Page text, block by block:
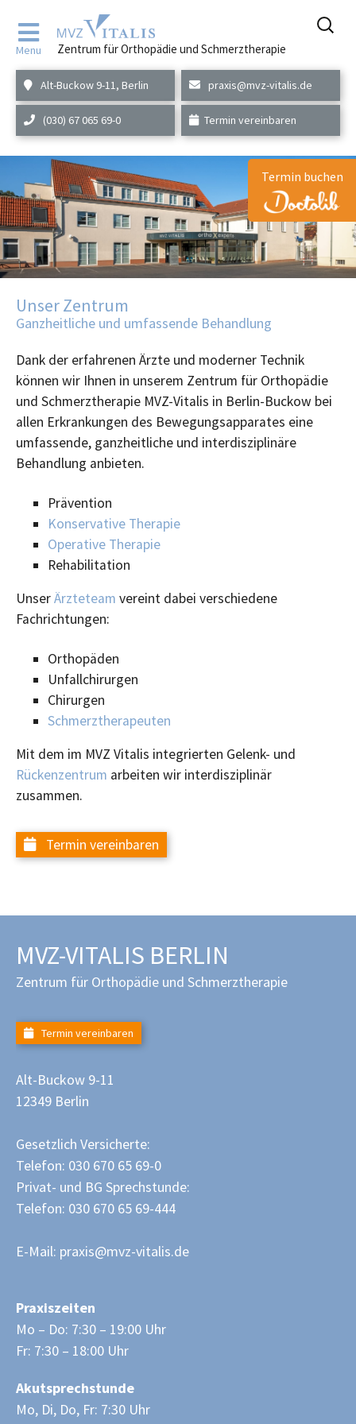
Termin buchen
Alt-Buckow 9-11, Berlin
(030) 67 065 69-0
praxis@mvz-vitalis.de
Termin vereinbaren
Menu Zentrum für Orthopädie und Schmerztherapie
Inhalt
springen
Unser Zentrum
Ganzheitliche und umfassende Behandlung
Dank der erfahrenen Ärzte und moderner Technik
können wir Ihnen in unserem Zentrum für Orthopädie
und Schmerztherapie MVZ-Vitalis in Berlin-Buckow bei
allen Erkrankungen des Bewegungsapparates eine
umfassende, ganzheitliche und interdisziplinäre
Behandlung anbieten.
Prävention
Konservative Therapie
Operative Therapie
Rehabilitation
UnserÄrzteteam vereint dabei verschiedene
Fachrichtungen:
Orthopäden
Unfallchirurgen
Chirurgen
Schmerztherapeuten
Mit dem im MVZ Vitalis integrierten Gelenk- und
Rückenzentrum arbeiten wir interdisziplinär
zusammen.
Termin vereinbaren
MVZ-VITALIS BERLIN
Zentrum für Orthopädie und Schmerztherapie
Termin vereinbaren
Alt-Buckow 9-11
12349 Berlin
Gesetzlich Versicherte:
Telefon: 030 670 65 69-0
Privat- und BG Sprechstunde:
Telefon: 030 670 65 69-444
E-Mail: praxis@mvz-vitalis.de
Praxiszeiten
Mo – Do: 7:30 – 19:00 Uhr
Fr: 7:30 – 18:00 Uhr
Akutsprechstunde
Mo, Di, Do, Fr: 7:30 Uhr